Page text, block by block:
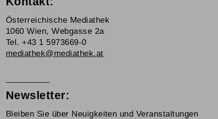
Österreichische Mediathek
1060 Wien, Webgasse 2a
Tel. +43 1 5973669-0
mediathek@mediathek.at
Newsletter:
Bleiben Sie über Neuigkeiten und Veranstaltungen